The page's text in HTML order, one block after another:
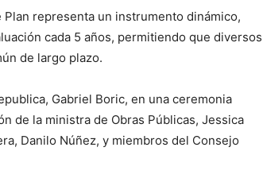
representa un instrumento dinámico,
cada 5 años, permitiendo que diversos
de largo plazo.
Gabriel Boric, en una ceremonia
de la ministra de Obras Públicas, Jessica
Danilo Núñez, y miembros del Consejo